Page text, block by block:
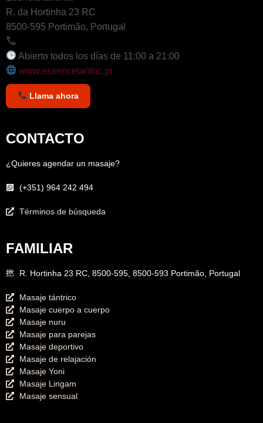
R. da Hortinha 23 RC
8500-595 Portimão, Portugal
Abierto todos los días de 11:00 a 21:00
www.essencetantric.pt
Llama ahora
CONTACTO
¿Quieres agendar un masaje?
(+351) 964 242 494
Términos de búsqueda
FAMILIAR
R. Hortinha 23 RC, 8500-595, 8500-593 Portimão, Portugal
Masaje tántrico
Masaje cuerpo a cuerpo
Masaje nuru
Masaje para parejas
Masaje deportivo
Masaje de relajación
Masaje Yoni
Masaje Lingam
Masaje sensual